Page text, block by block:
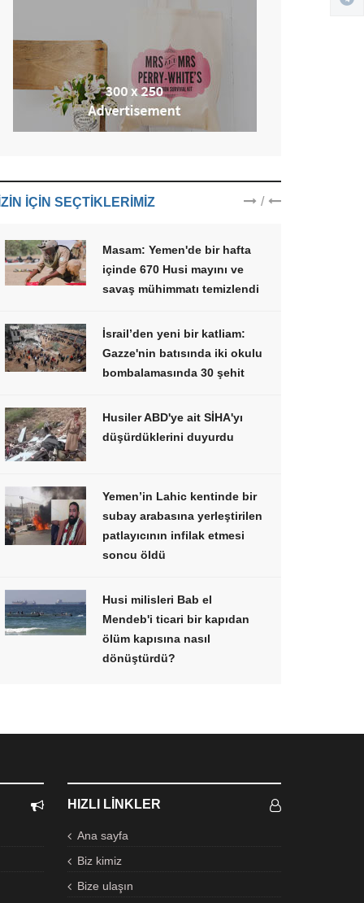
IÇIN SEÇTIKLERIMIZ /
Masam: Yemen'de bir hafta
içinde 670 Husi mayını ve
savaş mühimmatı temizlendi
İsrail’den yeni bir katliam:
Gazze'nin batısında iki okulu
bombalamasında 30 şehit
Husiler ABD'ye ait SİHA'yı
düşürdüklerini duyurdu
Yemen’in Lahic kentinde bir
subay arabasına yerleştirilen
patlayıcının infilak etmesi
soncu öldü
Husi milisleri Bab el
Mendeb'i ticari bir kapıdan
ölüm kapısına nasıl
dönüştürdü?
HIZLI LINKLER
Ana sayfa
Biz kimiz
Bize ulaşın